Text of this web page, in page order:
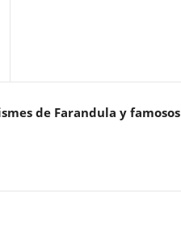
de Farandula y famosos